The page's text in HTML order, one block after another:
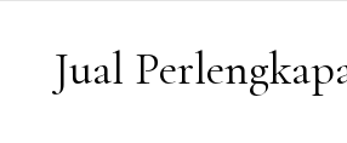
Jual